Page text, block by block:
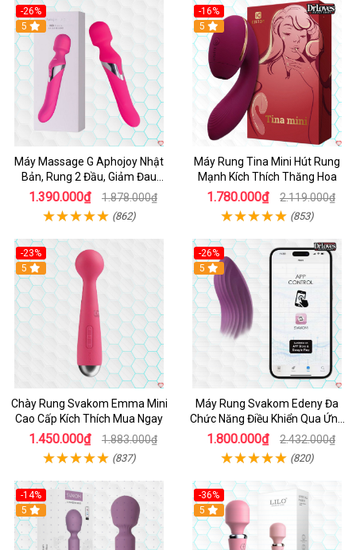
-26%
Hot
5
Máy Massage G Aphojoy Nhật
Bản, Rung 2 Đầu, Giảm Đau
Nhanh
1.390.000₫ 1.878.000₫
(862)
-16%
Hot
5
Máy Rung Tina Mini Hút Rung
Mạnh Kích Thích Thăng Hoa
1.780.000₫ 2.119.000₫
(853)
-23%
Hot
5
Chày Rung Svakom Emma Mini
Cao Cấp Kích Thích Mua Ngay
1.450.000₫ 1.883.000₫
(837)
-26%
Hot
5
Máy Rung Svakom Edeny Đa
Chức Năng Điều Khiển Qua Ứng
Dụng
1.800.000₫ 2.432.000₫
(820)
-14%
Hot
5
-36%
Hot
5